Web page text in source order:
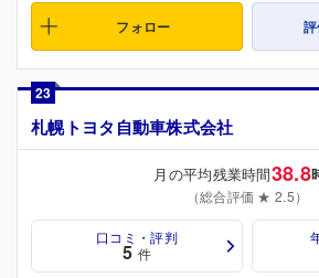
フォロー
23
札幌トヨタ自動車株式会社
月の平均残業時間38.8
（総合評価 ★ 2.5）
口コミ・評判
5 件